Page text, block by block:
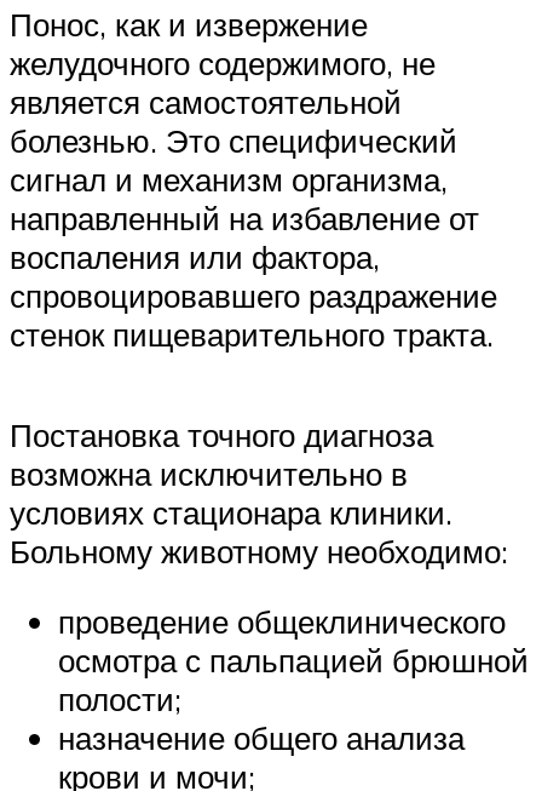
Понос, как и извержение
желудочного содержимого, не
является самостоятельной
болезнью. Это специфический
сигнал и механизм организма,
направленный на избавление от
воспаления или фактора,
спровоцировавшего раздражение
стенок пищеварительного тракта.
Постановка точного диагноза
возможна исключительно в
условиях стационара клиники.
Больному животному необходимо:
проведение общеклинического
осмотра с пальпацией брюшной
полости;
назначение общего анализа
крови и мочи;